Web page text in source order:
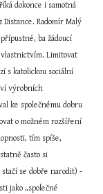
dokonce i samotná
Radomír Malý
ba žádoucí
vlastnictvím. Limitovat
s katolickou sociální
výrobních
ke společnému dobru
o možném rozšíření
tím spíše,
často si
se dobře narodit) -
jako „společné